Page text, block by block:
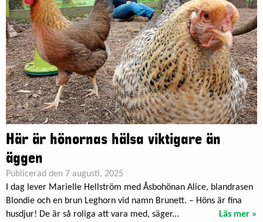
Här är hönornas hälsa viktigare än
äggen
Publicerad den 7 augusti, 2025
I dag lever Marielle Hellström med Åsbohönan Alice, blandrasen
Blondie och en brun Leghorn vid namn Brunett. – Höns är fina
husdjur! De är så roliga att vara med, säger...
Läs mer »